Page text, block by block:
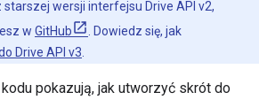
starszej wersji interfejsu Drive API v2,
w GitHub
. Dowiedz się, jak
Drive API v3
pokazują, jak utworzyć skrót do